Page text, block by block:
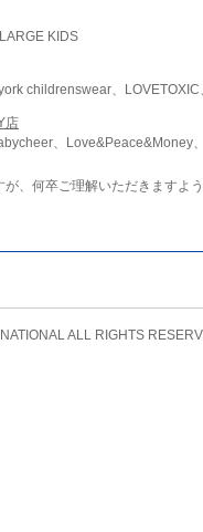
KIDS
childrenswear、
店
、Love&Peace&Money
、何卒ご理解いただきますよ